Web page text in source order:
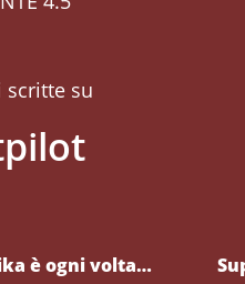
scritte su
è ogni volta…